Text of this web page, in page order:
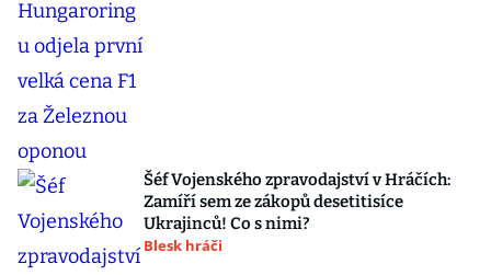
Šéf Vojenského zpravodajství v Hráčích:
Zamíří sem ze zákopů desetitisíce
Ukrajinců! Co s nimi?
Blesk hráči